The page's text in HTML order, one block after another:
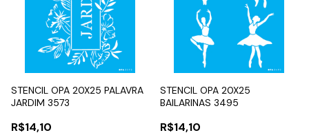
STENCIL OPA 20X25 PALAVRA
JARDIM 3573
R$14,10
STENCIL OPA 20X25
BAILARINAS 3495
R$14,10